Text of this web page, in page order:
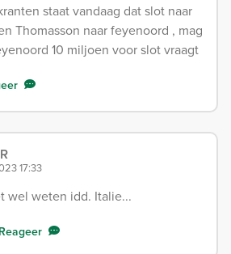
staat vandaag dat slot naar
Thomasson naar feyenoord , mag
10 miljoen voor slot vraagt
17:33
wel weten idd. Italie...
Reageer